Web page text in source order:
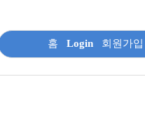
홈 Login 회원가입